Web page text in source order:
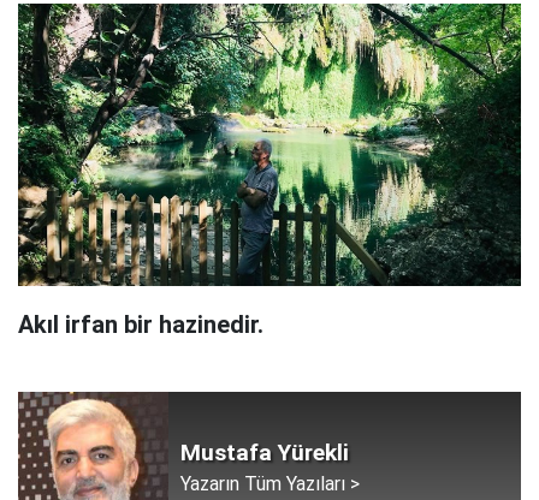
Akıl irfan bir hazinedir.
Mustafa Yürekli
Yazarın Tüm Yazıları >